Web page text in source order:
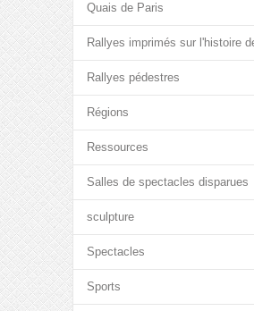
Quais de Paris
Rallyes imprimés sur l'histoire
Rallyes pédestres
Régions
Ressources
Salles de spectacles disparues
sculpture
Spectacles
Sports